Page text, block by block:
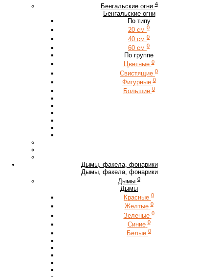
Бенгальские огни 4
Бенгальские огни
По типу
20 см 0
40 см 0
60 см 0
По группе
Цветные 0
Свистящие 0
Фигурные 0
Большие 0
Дымы, факела, фонарики
Дымы, факела, фонарики
Дымы 0
Дымы
Красные 0
Желтые 0
Зеленые 0
Синие 0
Белые 0